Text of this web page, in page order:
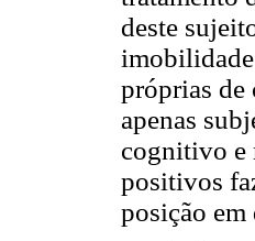
deste
próprias de
apenas
cognitivo e
positivos
posição em